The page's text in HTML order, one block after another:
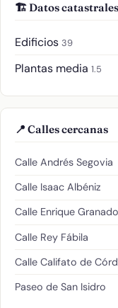
🏗️ Datos catastrales
Edificios 39
Plantas media 1.5
📍 Calles cercanas
Calle Andrés Segovia
Calle Isaac Albéniz
Calle Enrique
Calle Rey Fábila
Calle Califato de
Paseo de San Isidro